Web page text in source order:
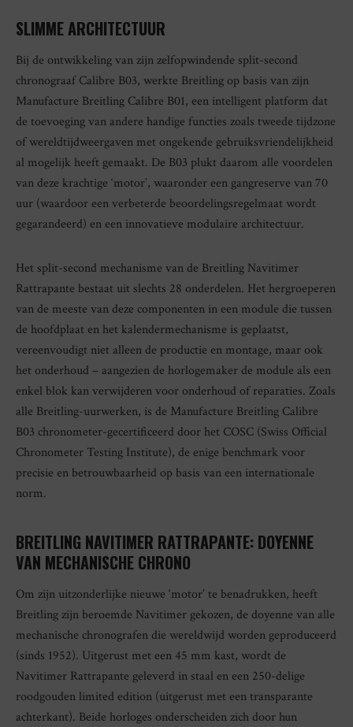
SLIMME ARCHITECTUUR
Bij de ontwikkeling van zijn zelfopwindende split-second
chronograaf Calibre B03, werkte Breitling op basis van zijn
Manufacture Breitling Calibre B01, een intelligent platform dat
de toevoeging van andere handige functies zoals tweede tijdzone
of wereldtijdweergaven met ongekende gebruiksvriendelijkheid
al mogelijk heeft gemaakt. De B03 plukt daarom alle voordelen
van deze krachtige ‘motor’, waaronder een gangreserve van 70
uur (waardoor een verbeterde beoordelingsregelmaat wordt
gegarandeerd) en een innovatieve modulaire architectuur.
Het split-second mechanisme van de Breitling Navitimer
Rattrapante bestaat uit slechts 28 onderdelen. Het hergroeperen
van de meeste van deze componenten in een module die tussen
de hoofdplaat en het kalendermechanisme is geplaatst,
vereenvoudigt niet alleen de productie en montage, maar ook
het onderhoud – aangezien de horlogemaker de module als een
enkel blok kan verwijderen voor onderhoud of reparaties. Zoals
alle Breitling-uurwerken, is de Manufacture Breitling Calibre
B03 chronometer-gecertificeerd door het COSC (Swiss Official
Chronometer Testing Institute), de enige benchmark voor
precisie en betrouwbaarheid op basis van een internationale
norm.
BREITLING NAVITIMER RATTRAPANTE: DOYENNE
VAN MECHANISCHE CHRONO
Om zijn uitzonderlijke nieuwe ‘motor’ te benadrukken, heeft
Breitling zijn beroemde Navitimer gekozen, de doyenne van alle
mechanische chronografen die wereldwijd worden geproduceerd
(sinds 1952). Uitgerust met een 45 mm kast, wordt de
Navitimer Rattrapante geleverd in staal en een 250-delige
roodgouden limited edition (uitgerust met een transparante
achterkant). Beide horloges onderscheiden zich door hun